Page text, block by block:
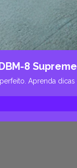
8
Aprenda